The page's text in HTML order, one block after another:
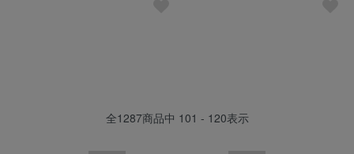
全1287商品中 101 - 120表示